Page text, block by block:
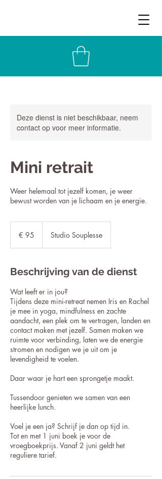
Deze dienst is niet beschikbaar, neem
contact op voor meer informatie.
Mini retrait
Weer helemaal tot jezelf komen, je weer
bewust worden van je lichaam en je energie.
€ 95 Studio Souplesse
Beschrijving van de dienst
Wat leeft er in jou?
Tijdens deze mini-retreat nemen Iris en Rachel
je mee in yoga, mindfulness en zachte
aandacht, een plek om te vertragen, landen en
contact maken met jezelf. Samen maken we
ruimte voor verbinding, laten we de energie
stromen en nodigen we je uit om je
levendigheid te voelen.
Daar waar je hart een sprongetje maakt.
Tussendoor genieten we samen van een
heerlijke lunch.
Voel je een ja? Schrijf je dan op tijd in.
Tot en met 1 juni boek je voor de
vroegboekprijs. Vanaf 2 juni geldt het
reguliere tarief.